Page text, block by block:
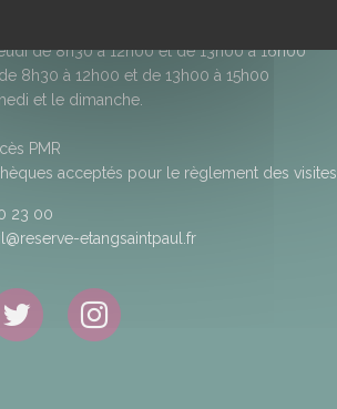
de 8h30 à 12h00 et de 13h00 à 16h00
8h30 à 12h00 et de 13h00 à 15h00
et le dimanche.
PMR
acceptés pour le règlement des visites.
23 00
etangsaintpaul.fr